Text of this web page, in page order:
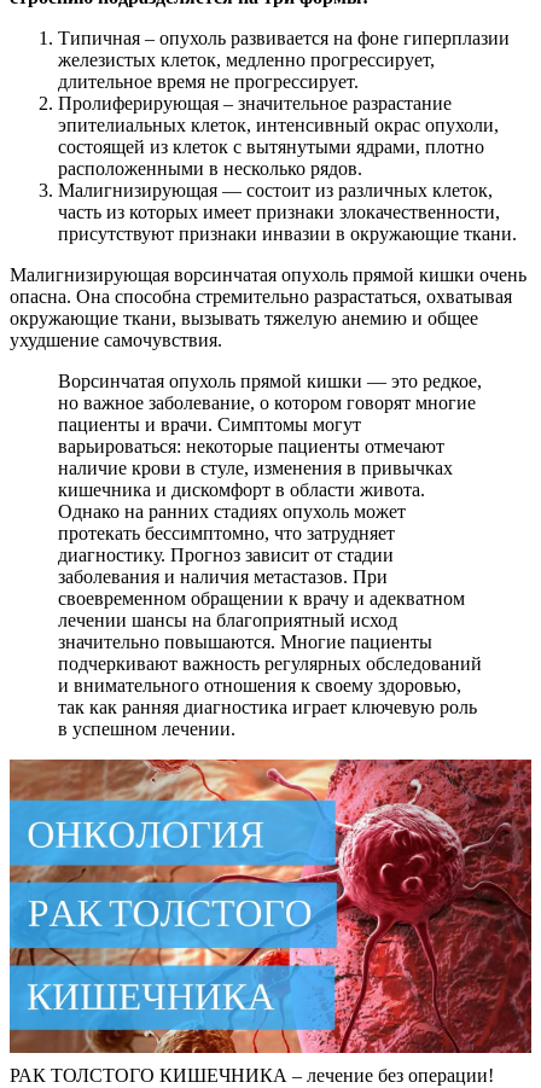
Типичная – опухоль развивается на фоне гиперплазии
железистых клеток, медленно прогрессирует,
длительное время не прогрессирует.
Пролиферирующая – значительное разрастание
эпителиальных клеток, интенсивный окрас опухоли,
состоящей из клеток с вытянутыми ядрами, плотно
расположенными в несколько рядов.
Малигнизирующая — состоит из различных клеток,
часть из которых имеет признаки злокачественности,
присутствуют признаки инвазии в окружающие ткани.
Малигнизирующая ворсинчатая опухоль прямой кишки очень
опасна. Она способна стремительно разрастаться, охватывая
окружающие ткани, вызывать тяжелую анемию и общее
ухудшение самочувствия.
Ворсинчатая опухоль прямой кишки — это редкое,
но важное заболевание, о котором говорят многие
пациенты и врачи. Симптомы могут
варьироваться: некоторые пациенты отмечают
наличие крови в стуле, изменения в привычках
кишечника и дискомфорт в области живота.
Однако на ранних стадиях опухоль может
протекать бессимптомно, что затрудняет
диагностику. Прогноз зависит от стадии
заболевания и наличия метастазов. При
своевременном обращении к врачу и адекватном
лечении шансы на благоприятный исход
значительно повышаются. Многие пациенты
подчеркивают важность регулярных обследований
и внимательного отношения к своему здоровью,
так как ранняя диагностика играет ключевую роль
в успешном лечении.
РАК ТОЛСТОГО КИШЕЧНИКА – лечение без операции!